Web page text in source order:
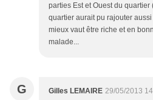
parties Est et Ouest du
quartier aurait pu rajouter
mieux vaut être riche et en
malade...
G Gilles LEMAIRE 29/05/2013